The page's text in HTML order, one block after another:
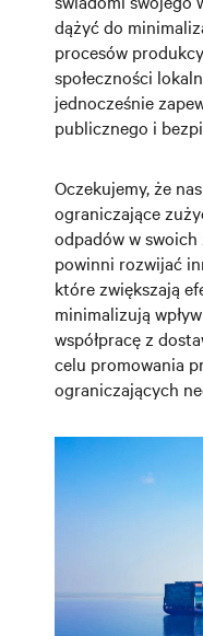
dążyć do
procesów
społeczności
jednocześnie
publicznego i
Oczekujemy, że
ograniczające
odpadów w swoich
powinni rozwijać
które zwiększają
minimalizują
współpracę z
celu promowania
ograniczających